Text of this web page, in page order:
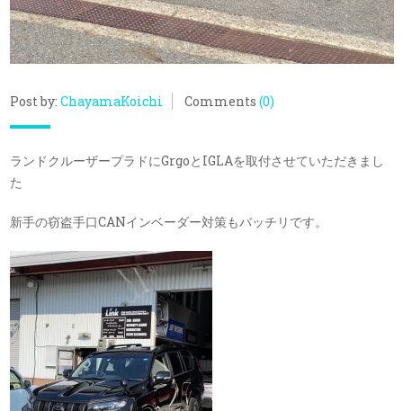
Post by: ChayamaKoichi Comments (0)
ランドクルーザープラドにGrgoとIGLAを取付させていただきまし
た
新手の窃盗手口CANインベーダー対策もバッチリです。